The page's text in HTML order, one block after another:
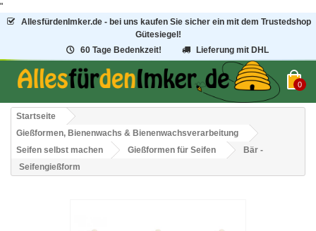
"
AllesfürdenImker.de - bei uns kaufen Sie sicher ein mit dem Trustedshop
Gütesiegel!
60 Tage Bedenkzeit!
Lieferung mit DHL
0
Startseite
Gießformen, Bienenwachs & Bienenwachsverarbeitung
Seifen selbst machen
Gießformen für Seifen
Bär -
Seifengießform